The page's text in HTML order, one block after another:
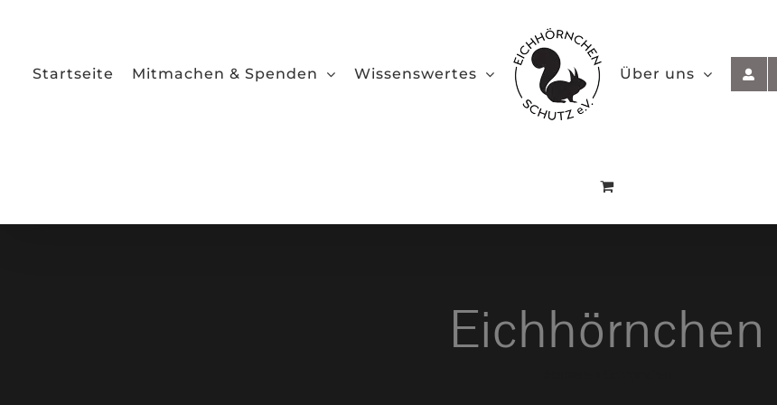
Startseite Mitmachen & Spenden Wissenswertes Über uns
Eichhörnchen